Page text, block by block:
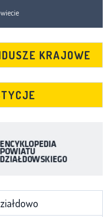
KRAJOWE